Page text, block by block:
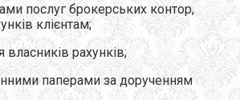
послуг брокерських контор,
клієнтам;
власників рахунків;
паперами за дорученням